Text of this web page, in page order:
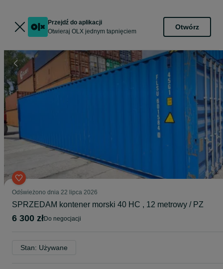
Przejdź do aplikacji
Otwieraj OLX jednym tapnięciem
Otwórz
Odświeżono dnia 22 lipca 2026
SPRZEDAM kontener morski 40 HC , 12 metrowy / PZ
6 300 zł do negocjacji
Stan: Używane